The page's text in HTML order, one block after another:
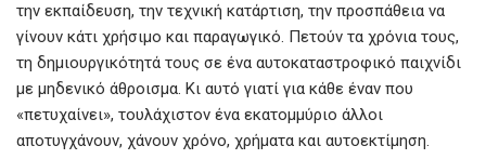
την εκπαίδευση, την τεχνική κατάρτιση, την προσπάθεια να
γίνουν κάτι χρήσιμο και παραγωγικό. Πετούν τα χρόνια τους,
τη δημιουργικότητά τους σε ένα αυτοκαταστροφικό παιχνίδι
με μηδενικό άθροισμα. Κι αυτό γιατί για κάθε έναν που
«πετυχαίνει», τουλάχιστον ένα εκατομμύριο άλλοι
αποτυγχάνουν, χάνουν χρόνο, χρήματα και αυτοεκτίμηση.